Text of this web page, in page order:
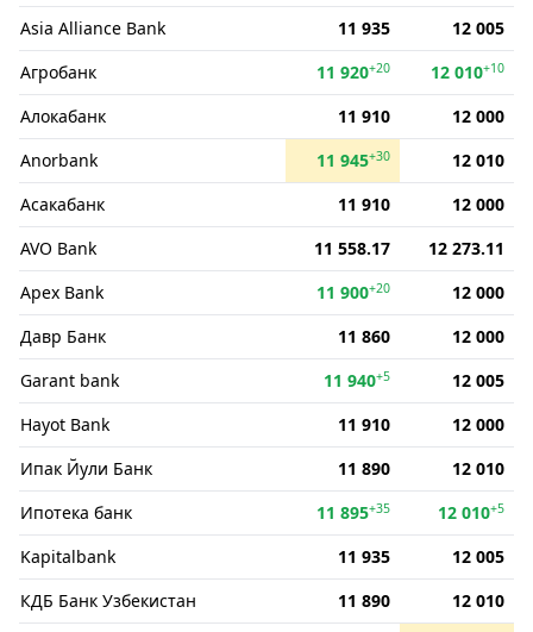
Asia Alliance Bank
11 935
12 005
Агробанк
11 920+20 12 010+10
Алокабанк 11 910
12 000
Anorbank
11 945+30
12 010
Асакабанк
11 910
12 000
AVO Bank
11 558.17
12 273.11
Apex Bank
11 900+20
12 000
Давр Банк
11 860
12 000
Garant bank
11 940+5
12 005
Hayot Bank
11 910
12 000
Ипак Йули Банк
11 890
12 010
Ипотека банк
11 895+35 12 010+5
Kapitalbank 11 935
12 005
КДБ Банк Узбекистан
11 890
12 010